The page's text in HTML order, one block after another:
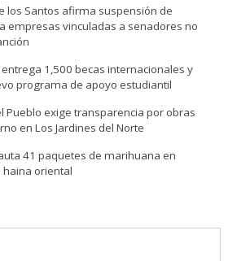
los Santos afirma suspensión de
empresas vinculadas a senadores no
1,500 becas internacionales y
programa de apoyo estudiantil
Pueblo exige transparencia por obras
en Los Jardines del Norte
41 paquetes de marihuana en
oriental